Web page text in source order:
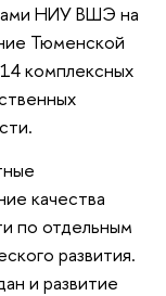
НИУ ВШЭ на
Тюменской
комплексных
качества
по отдельным
развития.
и развитие